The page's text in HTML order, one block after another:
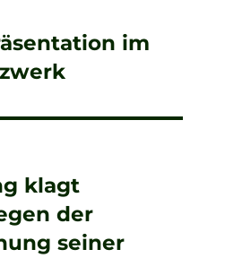
im
klagt
der
seiner